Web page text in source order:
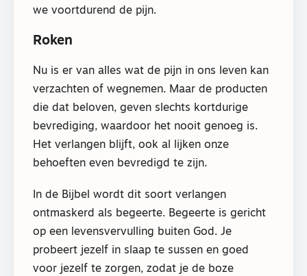
we voortdurend de pijn.
Roken
Nu is er van alles wat de pijn in ons leven kan
verzachten of wegnemen. Maar de producten
die dat beloven, geven slechts kortdurige
bevrediging, waardoor het nooit genoeg is.
Het verlangen blijft, ook al lijken onze
behoeften even bevredigd te zijn.
In de Bijbel wordt dit soort verlangen
ontmaskerd als begeerte. Begeerte is gericht
op een levensvervulling buiten God. Je
probeert jezelf in slaap te sussen en goed
voor jezelf te zorgen, zodat je de boze